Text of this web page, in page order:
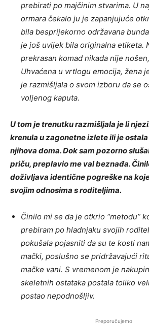
prebirati po majčinim stvarima. U
ormara čekalo ju je zapanjujuće
bila besprijekorno održavana
je još uvijek bila originalna etiketa.
prekrasan komad nikada nije
Uhvaćena u vrtlogu emocija, žena
je razmišljala o svom izboru da se
voljenog kaputa.
U tom je trenutku razmišljala je li
krenula u zagonetne izlete ili je
njihova doma. Dok sam pozorno
priču, preplavio me val beznađa.
doživljava identične pogreške na
svojim odnosima s roditeljima.
Činilo mi se da je otkrio “metodu”
prebiram po hladnjaku svojih
pokušala pojasniti da su te kosti
mački, poslušno se pridržavajući
mačke vani. S vremenom je
skeletnih ostataka postala toliko
postao nepodnošljiv.
Preporučujemo